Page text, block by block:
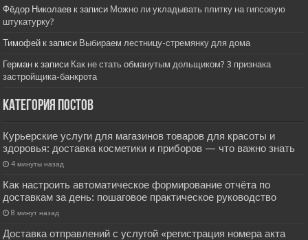
Фёдор Николаев к записи Можно ли укладывать плитку на гипсовую
штукатурку?
Тимофей к записи Выбираем лестницу-стремянку для дома
Герман к записи Как не стать обманутым дольщиком? 3 признака
застройщика-банкрота
Категория постов
Курьерские услуги для магазинов товаров для красоты и
здоровья: доставка косметики и приборов — что важно знать
4 минуты назад
Как настроить автоматическое формирование отчёта по
доставкам за день: пошаговое практическое руководство
8 минут назад
Доставка отправлений с услугой «регистрация номера акта